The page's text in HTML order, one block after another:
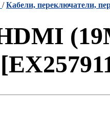
/Кабели, переключатели,